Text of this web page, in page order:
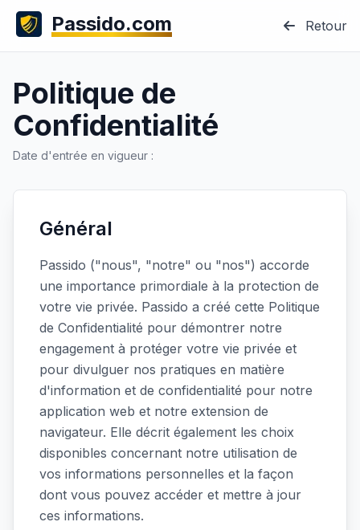
Passido.com Retour
Politique de
Confidentialité
Date d'entrée en vigueur :
Général
Passido ("nous", "notre" ou "nos") accorde
une importance primordiale à la protection de
votre vie privée. Passido a créé cette Politique
de Confidentialité pour démontrer notre
engagement à protéger votre vie privée et
pour divulguer nos pratiques en matière
d'information et de confidentialité pour notre
application web et notre extension de
navigateur. Elle décrit également les choix
disponibles concernant notre utilisation de
vos informations personnelles et la façon
dont vous pouvez accéder et mettre à jour
ces informations.